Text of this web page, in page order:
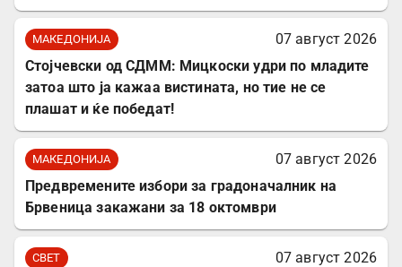
МАКЕДОНИЈА
07 август 2026
Стојчевски од СДММ: Мицкоски удри по младите
затоа што ја кажаа вистината, но тие не се
плашат и ќе победат!
МАКЕДОНИЈА
07 август 2026
Предвремените избори за градоначалник на
Брвеница закажани за 18 октомври
СВЕТ
07 август 2026